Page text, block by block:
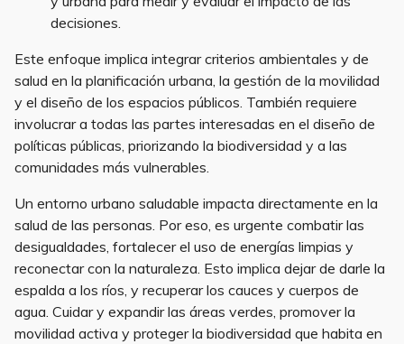
decisiones.
Este enfoque implica integrar criterios ambientales y de
salud en la planificación urbana, la gestión de la movilidad
y el diseño de los espacios públicos. También requiere
involucrar a todas las partes interesadas en el diseño de
políticas públicas, priorizando la biodiversidad y a las
comunidades más vulnerables.
Un entorno urbano saludable impacta directamente en la
salud de las personas. Por eso, es urgente combatir las
desigualdades, fortalecer el uso de energías limpias y
reconectar con la naturaleza. Esto implica dejar de darle la
espalda a los ríos, y recuperar los cauces y cuerpos de
agua. Cuidar y expandir las áreas verdes, promover la
movilidad activa y proteger la biodiversidad que habita en